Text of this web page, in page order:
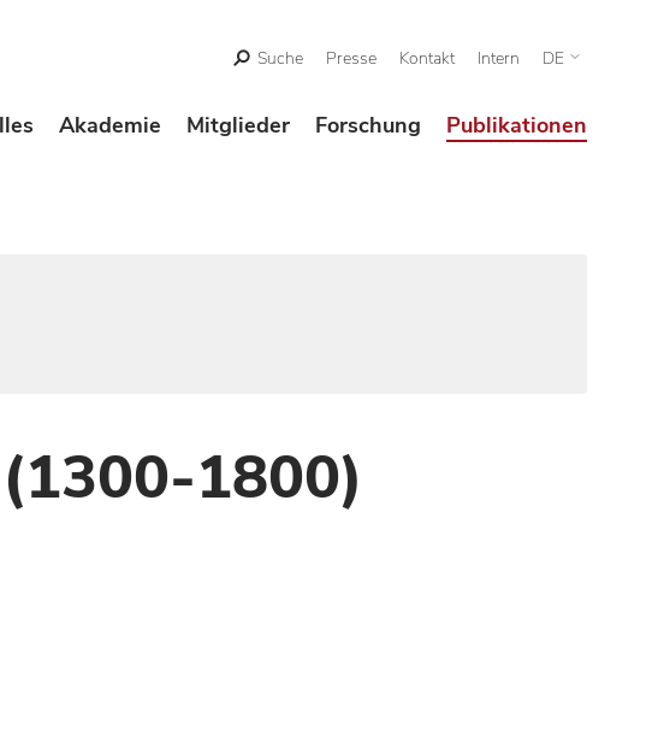
Suche Presse Kontakt Intern DE
Akademie Mitglieder Forschung Publikationen
1800)